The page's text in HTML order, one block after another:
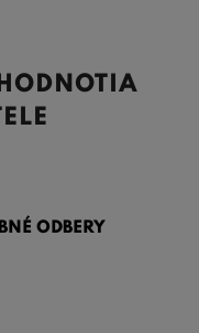
ODBERY